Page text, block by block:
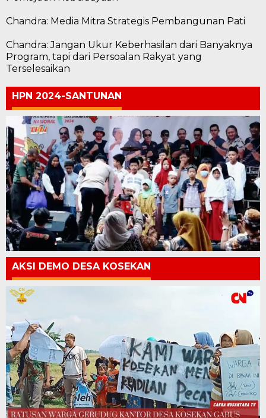
Chandra: Media Mitra Strategis Pembangunan Pati
Chandra: Jangan Ukur Keberhasilan dari Banyaknya
Program, tapi dari Persoalan Rakyat yang
Terselesaikan
HPN 2024-SANTUNAN
AKSI DEMO DESA KOSEKAN